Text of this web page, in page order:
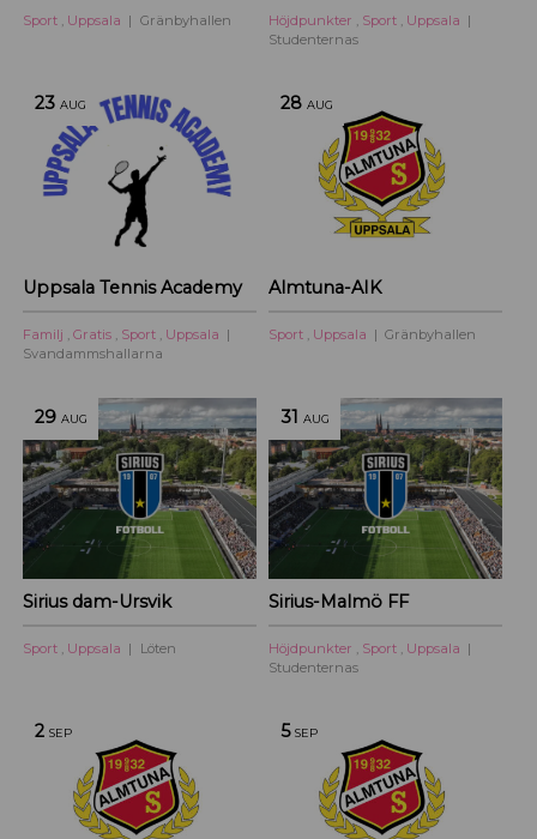
Sport Uppsala Gränbyhallen Höjdpunkter Sport
Uppsala
Studenternas
23 AUG
Uppsala Tennis Academy
Familj ,Gratis Sport
Uppsala
Svandammshallarna
28 AUG
Almtuna-AIK
Sport Uppsala Gränbyhallen
29 AUG
Sirius dam-Ursvik
Sport Uppsala Löten
31 AUG
Sirius-Malmö FF
Höjdpunkter Sport
Uppsala
Studenternas
2 SEP 5 SEP